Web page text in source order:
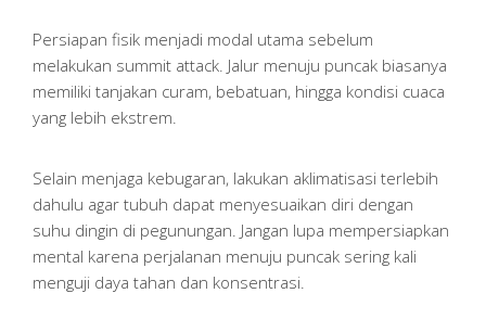
Persiapan fisik menjadi modal utama sebelum
melakukan summit attack. Jalur menuju puncak biasanya
memiliki tanjakan curam, bebatuan, hingga kondisi cuaca
yang lebih ekstrem.
Selain menjaga kebugaran, lakukan aklimatisasi terlebih
dahulu agar tubuh dapat menyesuaikan diri dengan
suhu dingin di pegunungan. Jangan lupa mempersiapkan
mental karena perjalanan menuju puncak sering kali
menguji daya tahan dan konsentrasi.